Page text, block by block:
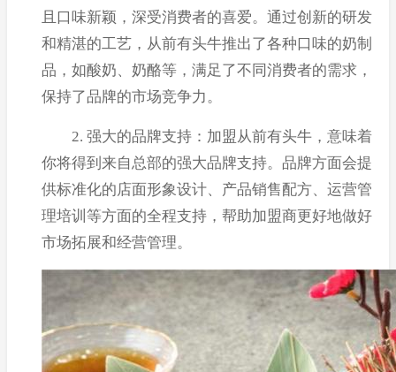
且口味新颖，深受消费者的喜爱。通过创新的研发
和精湛的工艺，从前有头牛推出了各种口味的奶制
品，如酸奶、奶酪等，满足了不同消费者的需求，
保持了品牌的市场竞争力。
2. 强大的品牌支持：加盟从前有头牛，意味着
你将得到来自总部的强大品牌支持。品牌方面会提
供标准化的店面形象设计、产品销售配方、运营管
理培训等方面的全程支持，帮助加盟商更好地做好
市场拓展和经营管理。